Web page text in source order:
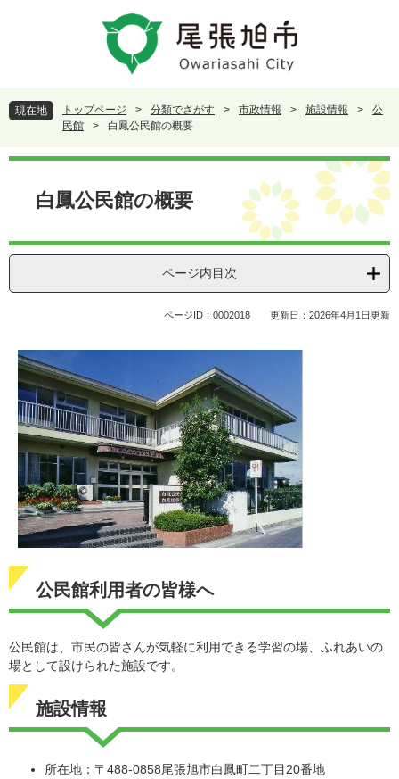
頭
で
。
飛
ば
て
現在地 トップページ > 分類でさがす > 市政情報 > 施設情報 >
公
民館
> 白鳳公民館の概要
本
白鳳公民館の概要
ページ内目次
ページID：0002018 更新日：2026年4月1日更新
公民館利用者の皆様へ
公民館は、市民の皆さんが気軽に利用できる学習の場、ふれあいの
場として設けられた施設です。
施設情報
所在地：〒488-0858尾張旭市白鳳町二丁目20番地